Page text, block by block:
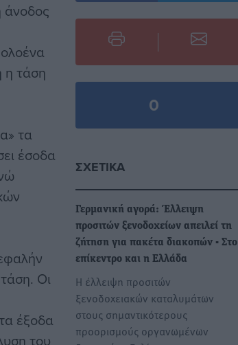
άνοδος
η τάση
τα
έσοδα
Οι
έξοδα
του
0
ΣΧΕΤΙΚΆ
Γερμανική αγορά: Έλλειψη
προσιτών ξενοδοχείων απειλεί τη
ζήτηση για πακέτα διακοπών - Στο
επίκεντρο και η Ελλάδα
Η έλλειψη προσιτών
ξενοδοχειακών καταλυμάτων
στους σημαντικότερους
προορισμούς οργανωμένων